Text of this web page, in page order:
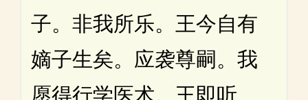
子。非我所乐。王今自有
嫡子生矣。应袭尊嗣。我
愿得行学医术。王即听